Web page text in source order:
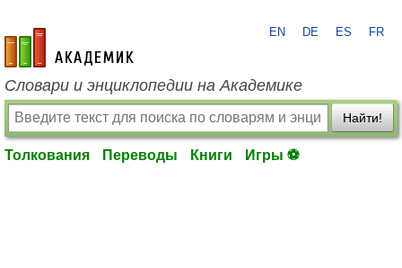
academic.ru
EN DE ES FR
Словари и энциклопедии на Академике
Найти!
Толкования Переводы Книги Игры ⚽